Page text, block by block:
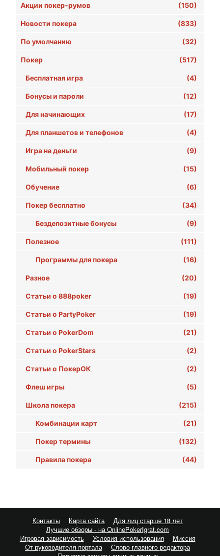
Акции покер-румов (150)
Новости покера (833)
По умолчанию (32)
Покер (517)
Бесплатная игра (4)
Бонусы и пароли (12)
Для начинающих (17)
Для планшетов и телефонов (4)
Игра на деньги (9)
Мобильный покер (15)
Обучение (6)
Покер бесплатно (34)
Бездепозитные бонусы (9)
Полезное (111)
Программы для покера (16)
Разное (20)
Статьи о 888poker (19)
Статьи о PartyPoker (19)
Статьи о PokerDom (21)
Статьи о PokerStars (2)
Статьи о ПокерОК (2)
Флеш игры (5)
Школа покера (215)
Комбинации карт (21)
Покер термины (132)
Правила покера (44)
Контакты Карта сайта
Для лиц старше 18 лет
Лучшие обзоры - на OnlinePokerIgrat.com
Игровая зависимость
Условия использования
Миссия
От руководителя портала
Слово главного редактора